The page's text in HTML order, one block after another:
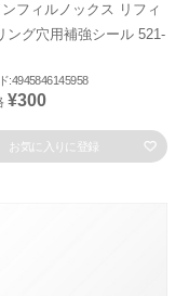
フィルノックス リフィ
ング穴用補強シール 521-
:4945846145958
¥300
お気に入りに登録